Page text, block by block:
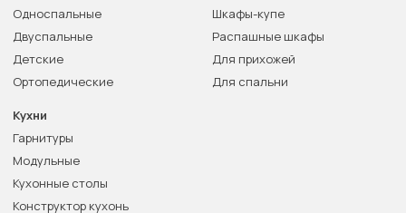
Односпальные
Двуспальные
Детские
Ортопедические
Шкафы-купе
Распашные шкафы
Для прихожей
Для спальни
Кухни
Гарнитуры
Модульные
Кухонные столы
Конструктор кухонь